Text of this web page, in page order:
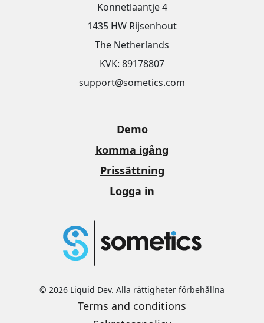
Konnetlaantje 4
1435 HW Rijsenhout
The Netherlands
KVK: 89178807
support@sometics.com
Demo
komma igång
Prissättning
Logga in
© 2026 Liquid Dev. Alla rättigheter förbehållna
Terms and conditions